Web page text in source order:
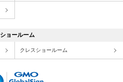
ショールーム
クレスショールーム